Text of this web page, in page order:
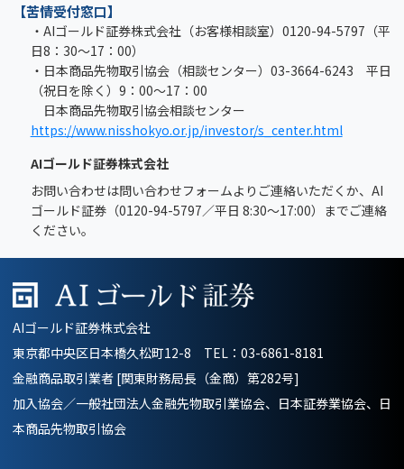
【苦情受付窓口】
・AIゴールド証券株式会社（お客様相談室）0120-94-5797（平
日8：30～17：00）
・日本商品先物取引協会（相談センター）03-3664-6243 平日
（祝日を除く）9：00～17：00
日本商品先物取引協会相談センター
https://www.nisshokyo.or.jp/investor/s_center.html
AIゴールド証券株式会社
お問い合わせは問い合わせフォームよりご連絡いただくか、AI
ゴールド証券（0120-94-5797／平日 8:30～17:00）までご連絡
ください。
AIゴールド証券株式会社
東京都中央区日本橋久松町12-8 TEL： 03-6861-8181
金融商品取引業者 [関東財務局長（金商）第282号]
加入協会／一般社団法人金融先物取引業協会、日本証券業協会、日
本商品先物取引協会